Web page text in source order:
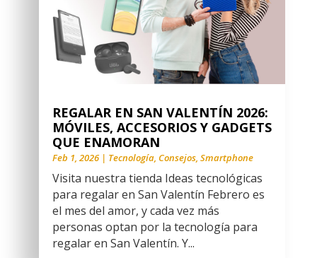
REGALAR EN SAN VALENTÍN 2026:
MÓVILES, ACCESORIOS Y GADGETS
QUE ENAMORAN
Feb 1, 2026| Tecnología, Consejos, Smartphone
Visita nuestra tienda Ideas tecnológicas
para regalar en San Valentín Febrero es
el mes del amor, y cada vez más
personas optan por la tecnología para
regalar en San Valentín. Y...